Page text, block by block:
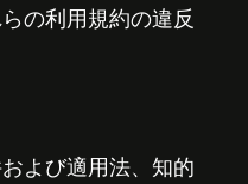
の利用規約の違反
よび適用法、知的